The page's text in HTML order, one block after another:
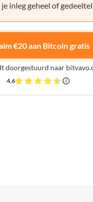
inleg geheel of
€20 aan Bitcoin gratis
doorgestuurd naar
4,6